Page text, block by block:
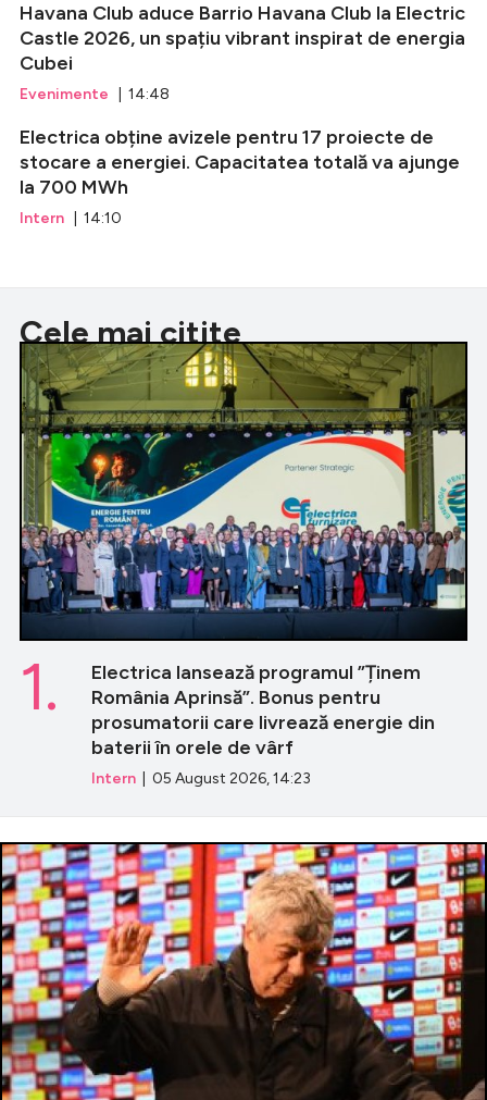
Havana Club aduce Barrio Havana Club la Electric
Castle 2026, un spațiu vibrant inspirat de energia
Cubei
Evenimente | 14:48
Electrica obține avizele pentru 17 proiecte de
stocare a energiei. Capacitatea totală va ajunge
la 700 MWh
Intern | 14:10
Cele mai citite
Electrica lansează programul ”Ținem
România Aprinsă”. Bonus pentru
prosumatorii care livrează energie din
baterii în orele de vârf
Intern | 05 August 2026, 14:23
1.